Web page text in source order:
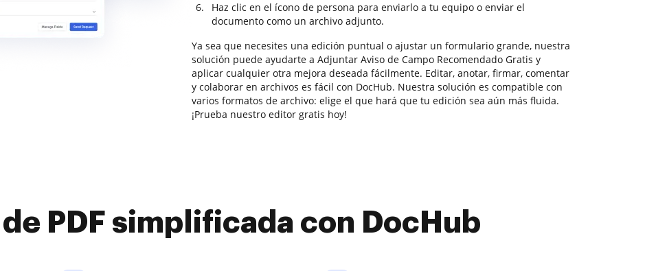
Haz clic en el ícono de persona para enviarlo a tu equipo o enviar el
documento como un archivo adjunto.
Ya sea que necesites una edición puntual o ajustar un formulario grande, nuestra
solución puede ayudarte a Adjuntar Aviso de Campo Recomendado Gratis y
aplicar cualquier otra mejora deseada fácilmente. Editar, anotar, firmar, comentar
y colaborar en archivos es fácil con DocHub. Nuestra solución es compatible con
varios formatos de archivo: elige el que hará que tu edición sea aún más fluida.
¡Prueba nuestro editor gratis hoy!
de PDF simplificada con DocHub